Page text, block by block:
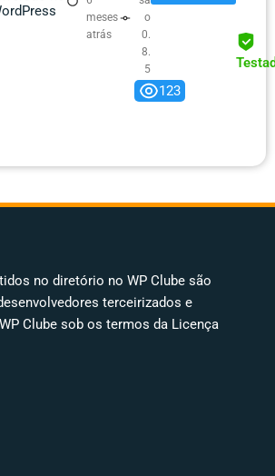
meses
atrás
o
0.
8.
5
123
no diretório no WP Clube são
terceirizados e
Clube sob os termos da Licença